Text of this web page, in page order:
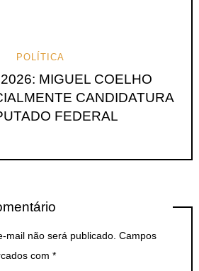
POLÍTICA
MIGUEL COELHO
CANDIDATURA
FEDERAL
mail não será publicado. Campos
com *